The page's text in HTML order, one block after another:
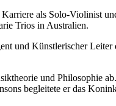
als Solo-Violinist
Trios in Australien.
und Künstlerischer
und Philosophie
begleitete er das